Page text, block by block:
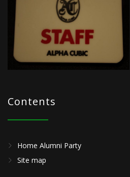
Contents
Home Alumni Party
Site map